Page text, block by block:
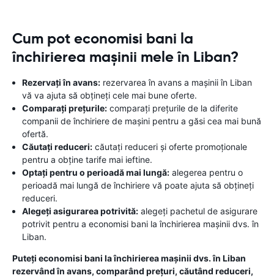
Cum pot economisi bani la
închirierea mașinii mele în Liban?
Rezervați în avans: rezervarea în avans a mașinii în Liban
vă va ajuta să obțineți cele mai bune oferte.
Comparați prețurile: comparați prețurile de la diferite
companii de închiriere de mașini pentru a găsi cea mai bună
ofertă.
Căutați reduceri: căutați reduceri și oferte promoționale
pentru a obține tarife mai ieftine.
Optați pentru o perioadă mai lungă: alegerea pentru o
perioadă mai lungă de închiriere vă poate ajuta să obțineți
reduceri.
Alegeți asigurarea potrivită: alegeți pachetul de asigurare
potrivit pentru a economisi bani la închirierea mașinii dvs. în
Liban.
Puteți economisi bani la închirierea mașinii dvs. în Liban
rezervând în avans, comparând prețuri, căutând reduceri,